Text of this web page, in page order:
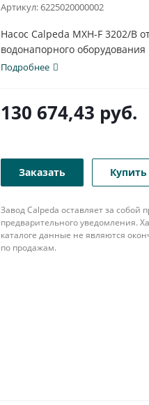
Артикул:6225020000002
Насос Calpeda MXH-F 3202/B
водонапорного
Подробнее
130 674,43 руб.
Заказать
Завод Calpeda оставляет за собой
предварительного уведомления.
каталоге данные не являются
по продажам.